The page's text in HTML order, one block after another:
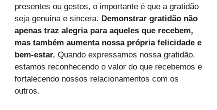
presentes ou gestos, o importante é que a gratidão
seja genuína e sincera. Demonstrar gratidão não
apenas traz alegria para aqueles que recebem,
mas também aumenta nossa própria felicidade e
bem-estar. Quando expressamos nossa gratidão,
estamos reconhecendo o valor do que recebemos e
fortalecendo nossos relacionamentos com os
outros.